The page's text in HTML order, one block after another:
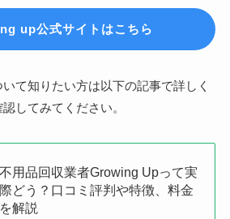
up公式サイトはこちら
て知りたい方は以下の記事で詳しく
してみてください。
不用品回収業者Growing Upって実
際どう？口コミ評判や特徴、料金
を解説